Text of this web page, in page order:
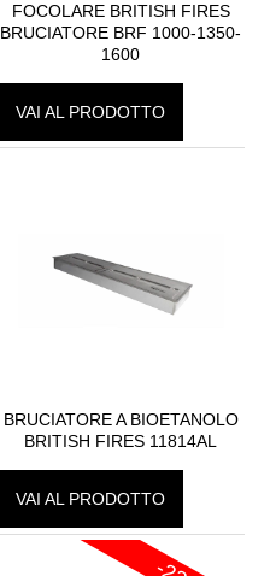
FOCOLARE BRITISH FIRES
BRUCIATORE BRF 1000-1350-
1600
VAI AL PRODOTTO
BRUCIATORE A BIOETANOLO
BRITISH FIRES 11814AL
VAI AL PRODOTTO